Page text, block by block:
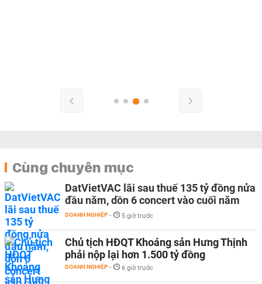
Cùng chuyên mục
DatVietVAC lãi sau thuế 135 tỷ đồng nửa
đầu năm, dồn 6 concert vào cuối năm
DOANH NGHIỆP - 5 giờ trước
Chủ tịch HĐQT Khoáng sản Hưng Thịnh
phải nộp lại hơn 1.500 tỷ đồng
DOANH NGHIỆP - 6 giờ trước